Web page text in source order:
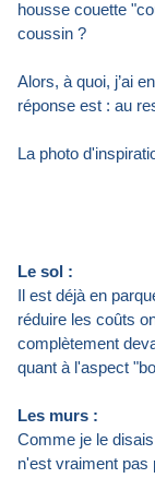
housse couette
coussin ?
Alors, à quoi, j’ai
réponse est : au
La photo
Le sol :
Il est déjà en
réduire les coûts
complètement
quant à l'aspect
Les murs :
Comme je le
n'est vraiment pas